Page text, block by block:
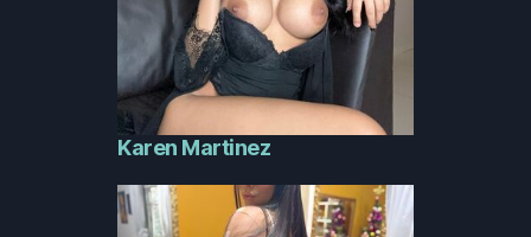
Karen Martinez